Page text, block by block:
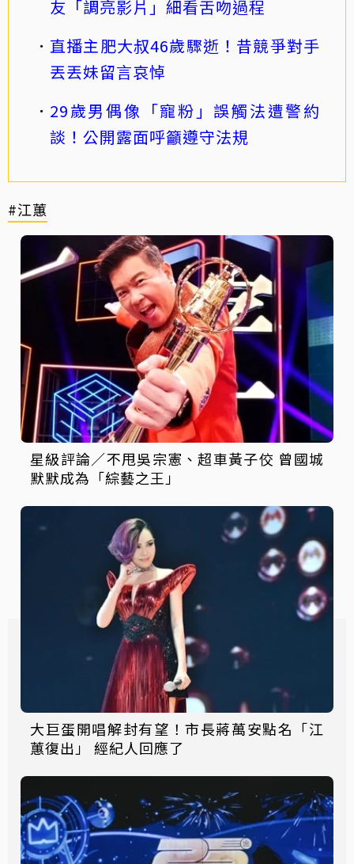
友「調亮影片」細看舌吻過程
直播主肥大叔46歲驟逝！昔競爭對手
丟丟妹留言哀悼
29歲男偶像「寵粉」誤觸法遭警約
談！公開露面呼籲遵守法規
#江蕙
星級評論／不甩吳宗憲、超車黃子佼 曾國城
默默成為「綜藝之王」
大巨蛋開唱解封有望！市長蔣萬安點名「江
蕙復出」 經紀人回應了